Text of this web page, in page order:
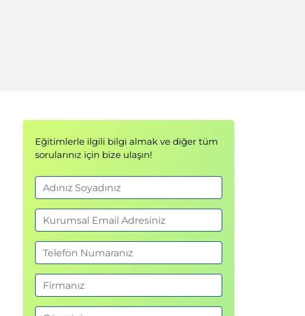
Eğitimlerle ilgili bilgi almak ve diğer tüm
sorularınız için bize ulaşın!